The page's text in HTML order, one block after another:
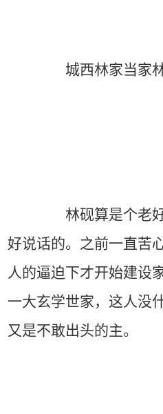
城西林家当家林砚
林砚算是个老好人
好说话的。之前一直苦
人的逼迫下才开始建设
一大玄学世家，这人没
又是不敢出头的主。